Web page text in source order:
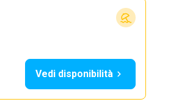
Vedi disponibilità